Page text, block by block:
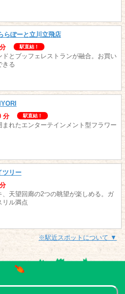
らぽーと立川立飛店
駅直結！
ドとブッフェレストランが融合。お買い
きる
分
駅直結！
まれたエンターテインメント型フラワー
ツリー
、天望回廊の2つの眺望が楽しめる。ガ
リル満点
※駅近スポットについて ▼